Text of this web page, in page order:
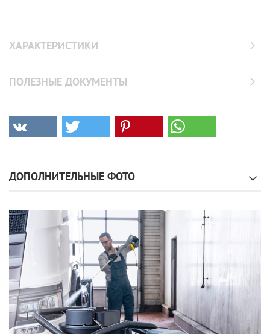
ХАРАКТЕРИСТИКИ
ПОЛЕЗНЫЕ ДОКУМЕНТЫ
ДОПОЛНИТЕЛЬНЫЕ ФОТО